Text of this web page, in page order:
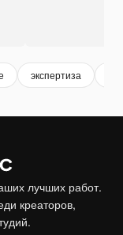
экспертиза
лучших работ.
креаторов,